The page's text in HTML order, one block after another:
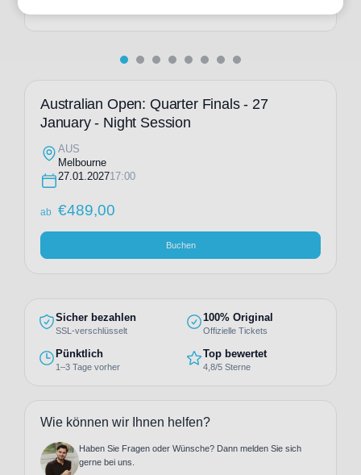
Australian Open: Quarter Finals - 27
January - Night Session
AUS
Melbourne
27.01.202717:00
ab €489,00
Buchen
Sicher bezahlen
SSL-verschlüsselt
100% Original
Offizielle Tickets
Pünktlich
1–3 Tage vorher
Top bewertet
4,8/5 Sterne
Wie können wir Ihnen helfen?
Haben Sie Fragen oder Wünsche? Dann melden Sie sich
gerne bei uns.